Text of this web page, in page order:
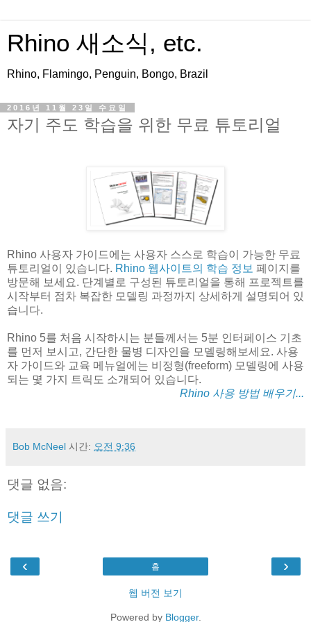
Rhino 새소식, etc.
Rhino, Flamingo, Penguin, Bongo, Brazil
2016년 11월 23일 수요일
자기 주도 학습을 위한 무료 튜토리얼
Rhino 사용자 가이드에는 사용자 스스로 학습이 가능한 무료
튜토리얼이 있습니다. Rhino 웹사이트의 학습 정보 페이지를
방문해 보세요. 단계별로 구성된 튜토리얼을 통해 프로젝트를
시작부터 점차 복잡한 모델링 과정까지 상세하게 설명되어 있
습니다.
Rhino 5를 처음 시작하시는 분들께서는 5분 인터페이스 기초
를 먼저 보시고, 간단한 물병 디자인을 모델링해보세요. 사용
자 가이드와 교육 메뉴얼에는 비정형(freeform) 모델링에 사용
되는 몇 가지 트릭도 소개되어 있습니다.
Rhino 사용 방법 배우기...
Bob McNeel 시간: 오전 9:36
댓글 없음:
댓글 쓰기
‹ ›
홈
웹 버전 보기
Powered by Blogger.